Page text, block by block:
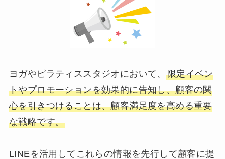
ヨガやピラティススタジオにおいて、 限定イベン
トやプロモーションを効果的に告知し、顧客の関
心を引きつけることは、顧客満足度を高める重要
な戦略です。
LINEを活用してこれらの情報を先行して顧客に提